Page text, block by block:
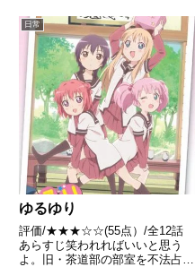
市。 近代化へと進み続ける波は
留まることを知らず、人々に便利
を与えると同時...
日常
ゆるゆり
評価/★★★☆☆(55点）/全12話
あらすじ笑われればいいと思う
よ。旧・茶道部の部室を不法占拠